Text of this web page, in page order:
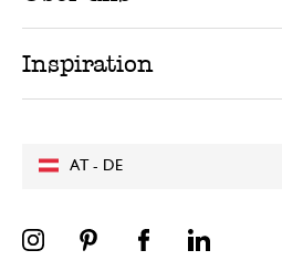
AT - DE
Inspiration